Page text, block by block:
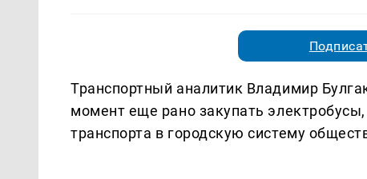
Транспортный аналитик Владимир
момент еще рано закупать
транспорта в городскую систему